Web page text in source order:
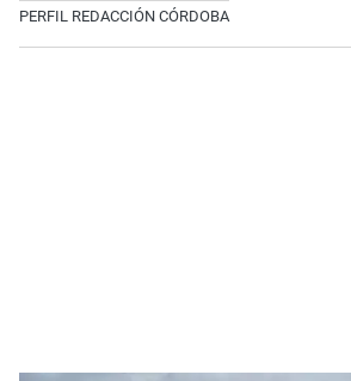
PERFIL REDACCIÓN CÓRDOBA